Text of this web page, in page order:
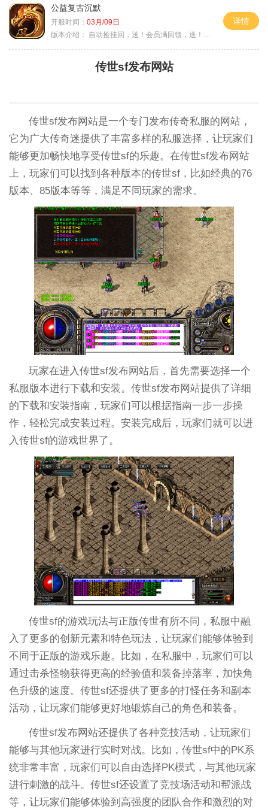
公益复古沉默
开服时间： 03月/09日
版本介绍：
自动捡挂回，送！会员满回馈，送！5天拿沙长
详情
传世sf发布网站
传世sf发布网站是一个专门发布传奇私服的网站，
它为广大传奇迷提供了丰富多样的私服选择，让玩家们
能够更加畅快地享受传世sf的乐趣。在传世sf发布网站
上，玩家们可以找到各种版本的传世sf，比如经典的76
版本、85版本等等，满足不同玩家的需求。
玩家在进入传世sf发布网站后，首先需要选择一个
私服版本进行下载和安装。传世sf发布网站提供了详细
的下载和安装指南，玩家们可以根据指南一步一步操
作，轻松完成安装过程。安装完成后，玩家们就可以进
入传世sf的游戏世界了。
传世sf的游戏玩法与正版传世有所不同，私服中融
入了更多的创新元素和特色玩法，让玩家们能够体验到
不同于正版的游戏乐趣。比如，在私服中，玩家们可以
通过击杀怪物获得更高的经验值和装备掉落率，加快角
色升级的速度。传世sf还提供了更多的打怪任务和副本
活动，让玩家们能够更好地锻炼自己的角色和装备。
传世sf发布网站还提供了各种竞技活动，让玩家们
能够与其他玩家进行实时对战。比如，传世sf中的PK系
统非常丰富，玩家们可以自由选择PK模式，与其他玩家
进行刺激的战斗。传世sf还设置了竞技场活动和帮派战
等，让玩家们能够体验到高强度的团队合作和激烈的对